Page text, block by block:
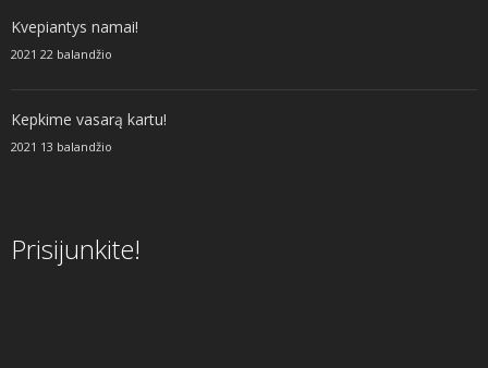
Kvepiantys namai!
2021 22 balandžio
Kepkime vasarą kartu!
2021 13 balandžio
Prisijunkite!